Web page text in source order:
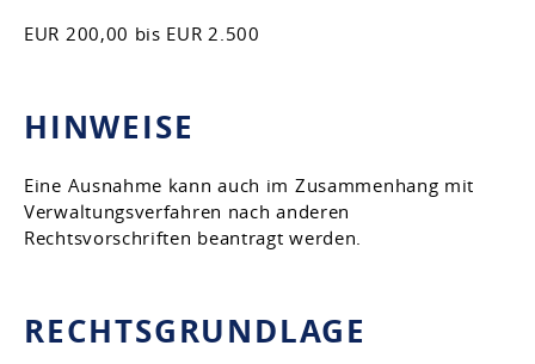
EUR 200,00 bis EUR 2.500
HINWEISE
Eine Ausnahme kann auch im Zusammenhang mit
Verwaltungsverfahren nach anderen
Rechtsvorschriften beantragt werden.
RECHTSGRUNDLAGE